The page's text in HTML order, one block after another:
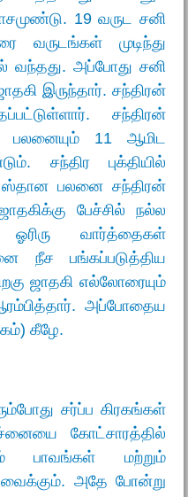
19 வருட சனி
வருடங்கள் முடிந்து
வந்தது. அப்போது சனி
இருந்தார். சந்திரன்
சந்திரன்
பலனையும் 11 ஆமிட
சந்திர புக்தியில்
ஸ்தான பலனை சந்திரன்
பேச்சில் நல்ல
ஓரிரு வார்த்தைகள்
நீச பங்கப்படுத்திய
ஜாதகி எல்லோரையும்
அப்போதைய
கீழே.
சர்ப்ப கிரகங்கள்
கோட்சாரத்தில்
பாவங்கள் மற்றும்
வைக்கும். அதே போன்று